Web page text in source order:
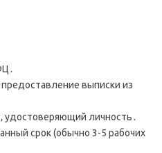
выписки из
удостоверяющий личность․
срок (обычно 3-5 рабочих